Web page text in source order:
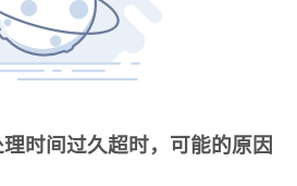
时间过久超时，可能的原因